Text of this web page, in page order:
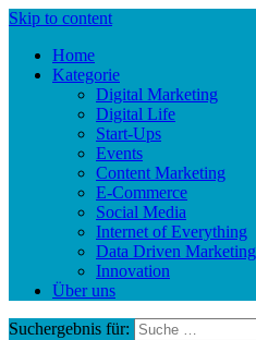
Skip to content
Home
Kategorie
Digital Marketing
Digital Life
Start-Ups
Events
Content Marketing
E-Commerce
Social Media
Internet of Everything
Data Driven Marketing
Innovation
Über uns
Suchergebnis für: